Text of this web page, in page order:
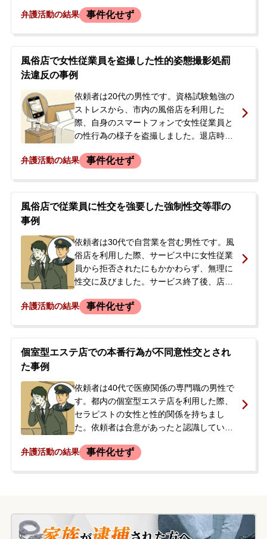
め、最終的に応じてしまいました。サービ
行為が原因で警察沙汰になったり、慰謝料
を請求されたりするのではないかと強い不
安を抱きました。そこで、今後のリスクに
ついて相談するため、当事務所に来所され
ました。
弁護活動の結果 事件化せず
風俗店で女性従業員を盗撮した性的姿態撮影処罰
法違反の事例
依頼者は20代の男性です。資格試験勉強の
ストレスから、市内の風俗店を利用した
際、自身のスマートフォンで女性従業員と
の性行為の様子を盗撮しました。退店時に
除、盗撮を認める反省文に署名して帰宅し
害者である女性従業員が被害届の提出を考
えているとも伝えられたため、刑事事件に
談されました。
弁護活動の結果 事件化せず
風俗店で従業員に性交を強要した強制性交等罪の
事例
依頼者は30代で自営業を営む男性です。風
俗店を利用した際、サービス中に女性従業
員から拒否されたにもかかわらず、無理に
性交に及びました。サービス終了後、店の
を出す」「治療費等含めて数千万円を請求
かってくる状況でした。警察沙汰になるこ
とを恐れ、どうすればよいかと困っていた
談がありました。
弁護活動の結果 事件化せず
個室型エステ店での本番行為が不同意性交とされ
た事例
依頼者は40代で医療関係の専門職の男性で
す。都内の個室型エステ店を利用した際、
セラピストの女性と性的関係を持ちまし
た。依頼者は合意があったと認識していま
士から連絡があり、不同意性交にあたると
め、当事務所へ相談に来られました。
弁護活動の結果 事件化せず